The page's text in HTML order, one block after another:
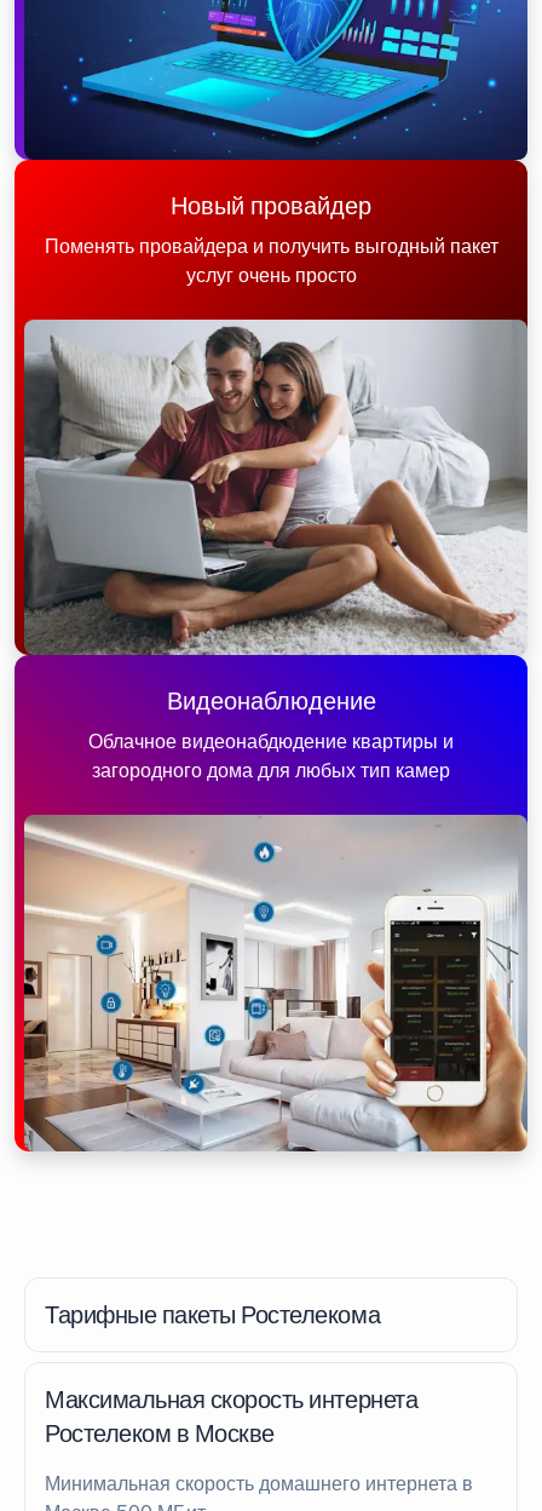
Новый провайдер
Поменять провайдера и получить выгодный пакет
услуг очень просто
Видеонаблюдение
Облачное видеонабдюдение квартиры и
загородного дома для любых тип камер
Тарифные пакеты Ростелекома
Максимальная скорость интернета
Ростелеком в Москве
Минимальная скорость домашнего интернета в